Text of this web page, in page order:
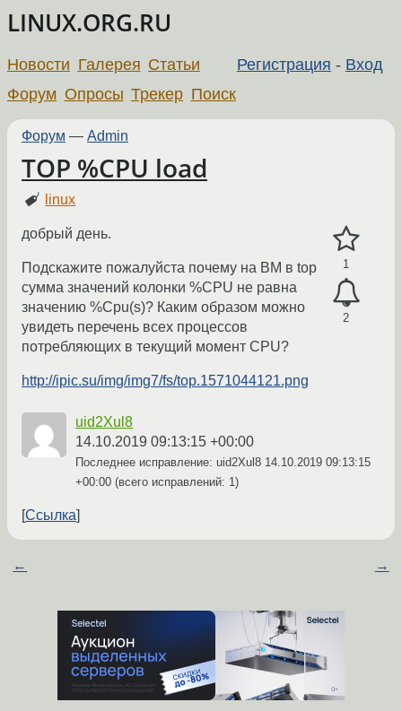
LINUX.ORG.RU
Регистрация - Вход
Новости Галерея Статьи
Форум Опросы Трекер Поиск
Форум — Admin
TOP %CPU load
linux
1
2
добрый день.
Подскажите пожалуйста почему на ВМ в top
сумма значений колонки %CPU не равна
значению %Cpu(s)? Каким образом можно
увидеть перечень всех процессов
потребляющих в текущий момент CPU?
http://ipic.su/img/img7/fs/top.1571044121.png
uid2Xul8
14.10.2019 09:13:15 +00:00
Последнее исправление: uid2Xul8 14.10.2019 09:13:15
+00:00 (всего исправлений: 1)
Ссылка
← →